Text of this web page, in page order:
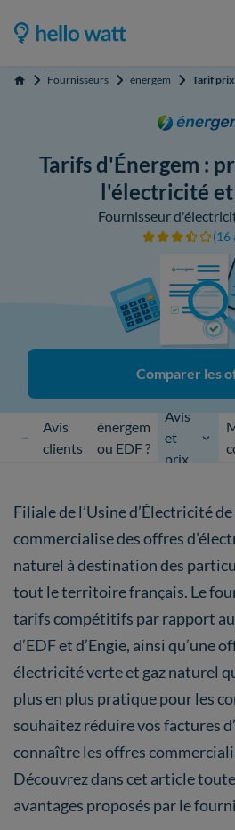
Accueil Fournisseurs énergem Tarif
Tarifs d'Énergem :
l'électricité et
Fournisseur
(16
Comparer les
Avis
clients
énergem
ou EDF ?
Avis
et
prix
Filiale de l’Usine d’Électricité
commercialise des offres
naturel à destination des
tout le territoire français. Le
tarifs compétitifs par rapport
d’EDF et d’Engie, ainsi qu’une
électricité verte et gaz naturel
plus en plus pratique pour les
souhaitez réduire vos factures
connaître les offres
Découvrez dans cet article
avantages proposés par le